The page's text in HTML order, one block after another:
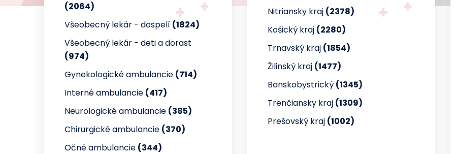
(2064)
Všeobecný lekár - dospelí (1824)
Všeobecný lekár - deti a dorast
(974)
Gynekologické ambulancie (714)
Interné ambulancie (417)
Neurologické ambulancie (385)
Chirurgické ambulancie (370)
Očné ambulancie (344)
Nitriansky kraj (2378)
Košický kraj (2280)
Trnavský kraj (1854)
Žilinský kraj (1477)
Banskobystrický (1345)
Trenčiansky kraj (1309)
Prešovský kraj (1002)